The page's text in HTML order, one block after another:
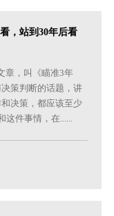
，站到30年后看
章，叫《瞄准3年
策判断的话题，讲
决策，都应该至少
这件事情，在......